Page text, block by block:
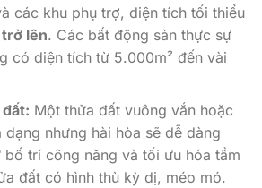
các khu phụ trợ, diện tích tối thiểu
lên. Các bất động sản thực sự
có diện tích từ 5.000m² đến vài
Một thửa đất vuông vắn hoặc
dạng nhưng hài hòa sẽ dễ dàng
bố trí công năng và tối ưu hóa tầm
đất có hình thù kỳ dị, méo mó.